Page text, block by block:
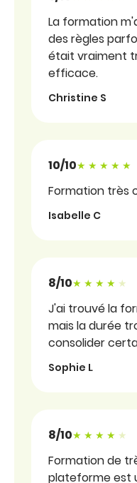
La formation
des règles
était vraiment
efficace.
Christine S
10/10
Formation très
Isabelle C
8/10
J'ai trouvé la
mais la durée
consolider
Sophie L
8/10
Formation de
plateforme est